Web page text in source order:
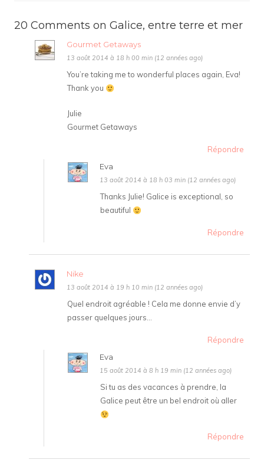
20 Comments on Galice, entre terre et mer
Gourmet Getaways
13 août 2014 à 18 h 00 min (12 années ago)
You’re taking me to wonderful places again, Eva!
Thank you
Julie
Gourmet Getaways
Répondre
Eva
13 août 2014 à 18 h 03 min (12 années ago)
Thanks Julie! Galice is exceptional, so
beautiful
Répondre
Nike
13 août 2014 à 19 h 10 min (12 années ago)
Quel endroit agréable ! Cela me donne envie d’y
passer quelques jours…
Répondre
Eva
15 août 2014 à 8 h 19 min (12 années ago)
Si tu as des vacances à prendre, la
Galice peut être un bel endroit où aller
Répondre